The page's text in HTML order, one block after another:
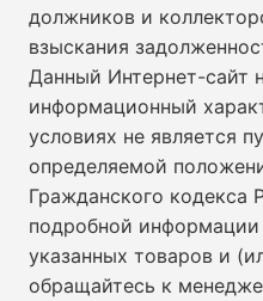
должников и
взыскания
Данный Интернет-сайт
информационный
условиях не является
определяемой
Гражданского кодекса
подробной
указанных товаров и
обращайтесь к